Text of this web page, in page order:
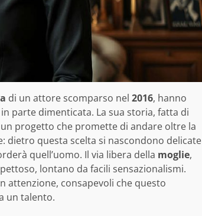
di un attore scomparso nel 2016, hanno
parte dimenticata. La sua storia, fatta di
progetto che promette di andare oltre la
dietro questa scelta si nascondono delicate
quell’uomo. Il via libera della moglie,
lontano da facili sensazionalismi.
attenzione, consapevoli che questo
un talento.